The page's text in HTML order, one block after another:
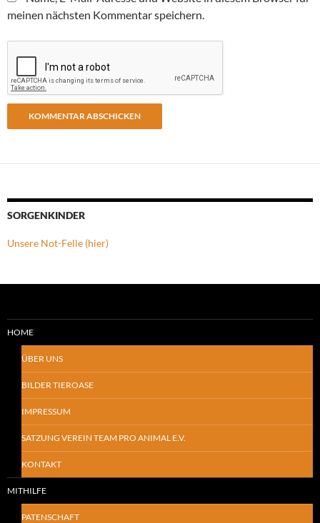
meinen nächsten Kommentar speichern.
SORGENKINDER
Unsere Not-Felle (hier)
HOME
ÜBER UNS
BILDER TIEROASE
IMPRESSUM
SATZUNG VEREIN TEAM PRO ANIMAL E.V.
KONTAKT
MITHILFE
PATENSCHAFT